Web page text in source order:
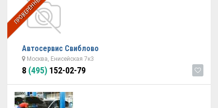
ПРОВЕРЕННЫЙ
Автосервис Свиблово
Москва, Енисейская 7к3
8 (495) 152-02-79